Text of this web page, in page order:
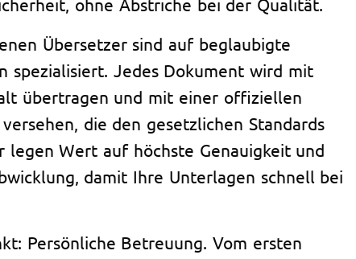
Übersetzer sind auf beglaubigte
spezialisiert. Jedes Dokument wird mit
übertragen und mit einer offiziellen
die den gesetzlichen Standards
legen Wert auf höchste Genauigkeit und
damit Ihre Unterlagen schnell bei
Persönliche Betreuung. Vom ersten